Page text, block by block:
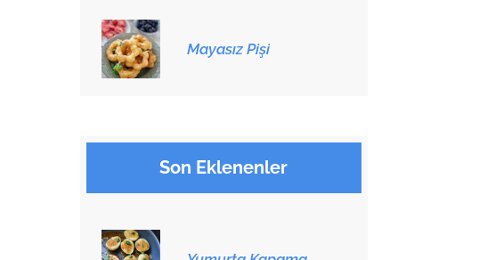
Mayasız Pişi
Son Eklenenler